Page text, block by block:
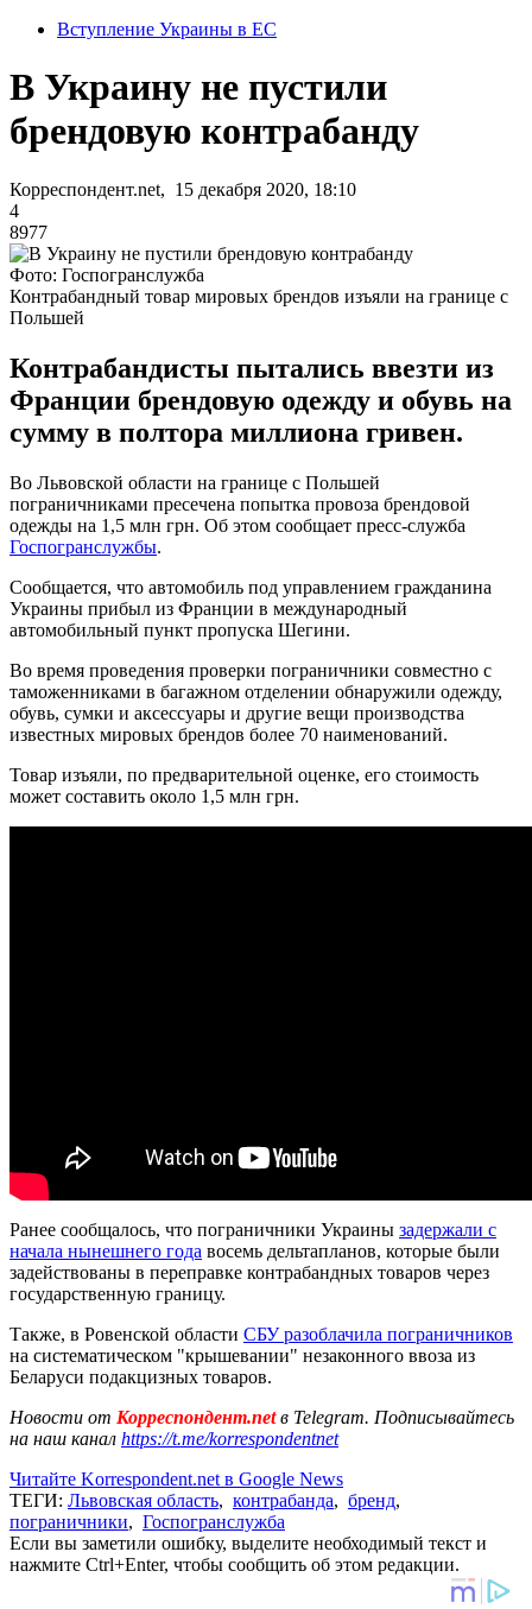
Вступление Украины в ЕС
В Украину не пустили
брендовую контрабанду
Корреспондент.net, 15 декабря 2020, 18:10
4
8977
Фото: Госпогранслужба
Контрабандный товар мировых брендов изъяли на границе с
Польшей
Контрабандисты пытались ввезти из
Франции брендовую одежду и обувь на
сумму в полтора миллиона гривен.
Во Львовской области на границе с Польшей
пограничниками пресечена попытка провоза брендовой
одежды на 1,5 млн грн. Об этом сообщает пресс-служба
Госпогранслужбы.
Сообщается, что автомобиль под управлением гражданина
Украины прибыл из Франции в международный
автомобильный пункт пропуска Шегини.
Во время проведения проверки пограничники совместно с
таможенниками в багажном отделении обнаружили одежду,
обувь, сумки и аксессуары и другие вещи производства
известных мировых брендов более 70 наименований.
Товар изъяли, по предварительной оценке, его стоимость
может составить около 1,5 млн грн.
Ранее сообщалось, что пограничники Украины задержали с
начала нынешнего года восемь дельтапланов, которые были
задействованы в переправке контрабандных товаров через
государственную границу.
Также, в Ровенской области СБУ разоблачила пограничников
на систематическом "крышевании" незаконного ввоза из
Беларуси подакцизных товаров.
Новости от Корреспондент.netв Telegram. Подписывайтесь
на наш канал https://t.me/korrespondentnet
Читайте Korrespondent.net в Google News
ТЕГИ: Львовская область, контрабанда, бренд,
пограничники, Госпогранслужба
Если вы заметили ошибку, выделите необходимый текст и
нажмите Ctrl+Enter, чтобы сообщить об этом редакции.